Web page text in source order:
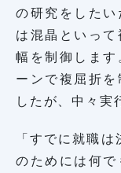
の研究をした
は混晶といっ
幅を制御しま
ーンで複屈折
したが、中々実
「すでに就職
のためには何